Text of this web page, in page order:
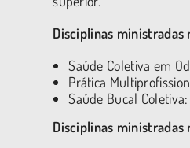
Disciplinas ministradas
Saúde Coletiva em
Prática
Saúde Bucal
Disciplinas ministradas